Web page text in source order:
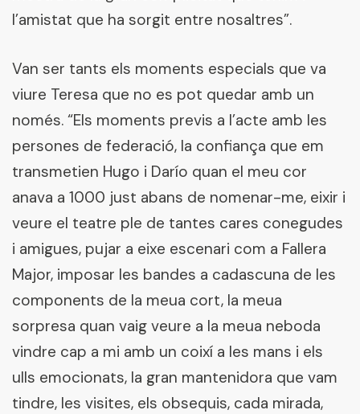
l’amistat que ha sorgit entre nosaltres”.
Van ser tants els moments especials que va
viure Teresa que no es pot quedar amb un
només. “Els moments previs a l’acte amb les
persones de federació, la confiança que em
transmetien Hugo i Darío quan el meu cor
anava a 1000 just abans de nomenar-me, eixir i
veure el teatre ple de tantes cares conegudes
i amigues, pujar a eixe escenari com a Fallera
Major, imposar les bandes a cadascuna de les
components de la meua cort, la meua
sorpresa quan vaig veure a la meua neboda
vindre cap a mi amb un coixí a les mans i els
ulls emocionats, la gran mantenidora que vam
tindre, les visites, els obsequis, cada mirada,